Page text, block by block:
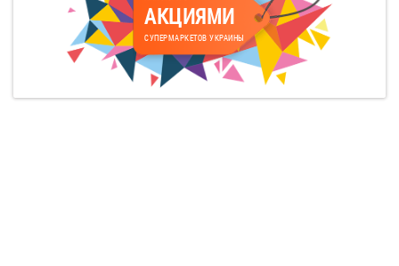
АКЦИЯМИ
СУПЕРМАРКЕТОВ УКРАИНЫ